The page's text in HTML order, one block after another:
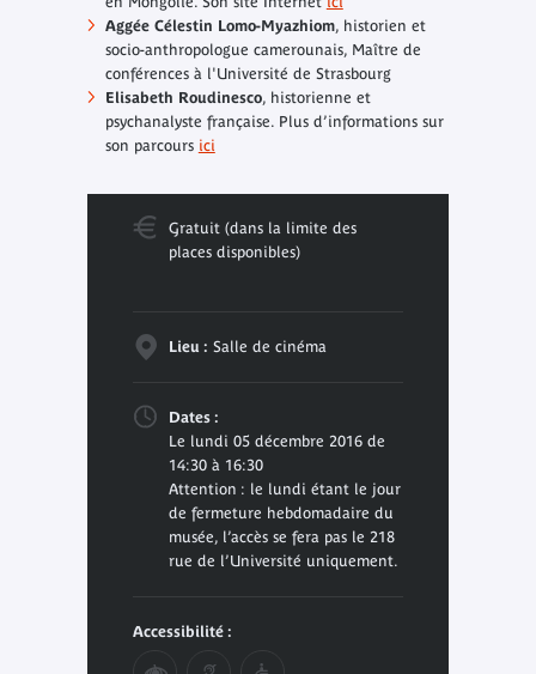
Aggée Célestin Lomo-Myazhiom, historien et
socio-anthropologue camerounais, Maître de
conférences à l'Université de Strasbourg
Elisabeth Roudinesco, historienne et
psychanalyste française. Plus d’informations sur
son parcours ici
Gratuit (dans la limite des
places disponibles)
Lieu : Salle de cinéma
Dates :
Le lundi 05 décembre 2016 de
14:30 à 16:30
Attention : le lundi étant le jour
de fermeture hebdomadaire du
musée, l’accès se fera pas le 218
rue de l’Université uniquement.
Accessibilité :